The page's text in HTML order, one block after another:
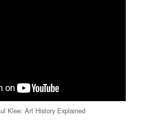
Klee: Art History Explained